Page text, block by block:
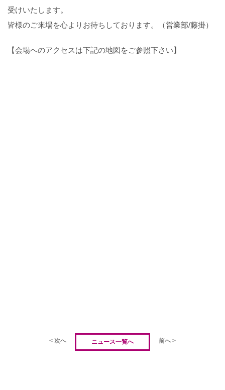
受けいたします。
皆様のご来場を心よりお待ちしております。（営業部/藤掛）
【会場へのアクセスは下記の地図をご参照下さい】
< 次へ ニュース一覧へ 前へ >